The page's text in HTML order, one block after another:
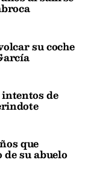
su coche
de
que
su abuelo